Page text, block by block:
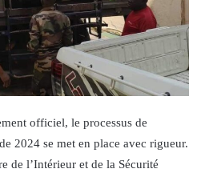
officiel, le processus de
2024 se met en place avec rigueur.
de l’Intérieur et de la Sécurité